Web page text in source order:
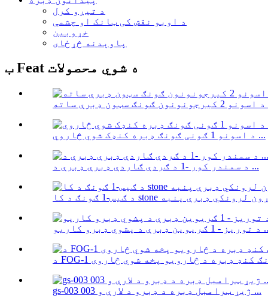
د تیږو کرل
د اوبو نقش کی ټانک او چشمې
خړوبین
پاوېدنه څړځای
ب Feat ه شوي محصولات
د اسونو 1 ګونی ګونګ ډبره کنډک شوي څاروي ...
د سمندر کور -1 د ګردې ګاردې ډبرې ډبرې د ...
ډبرو کاریو ...
gs-003 003 ژیړ ټرامبل ډبره د ډبرو د لارې و ...